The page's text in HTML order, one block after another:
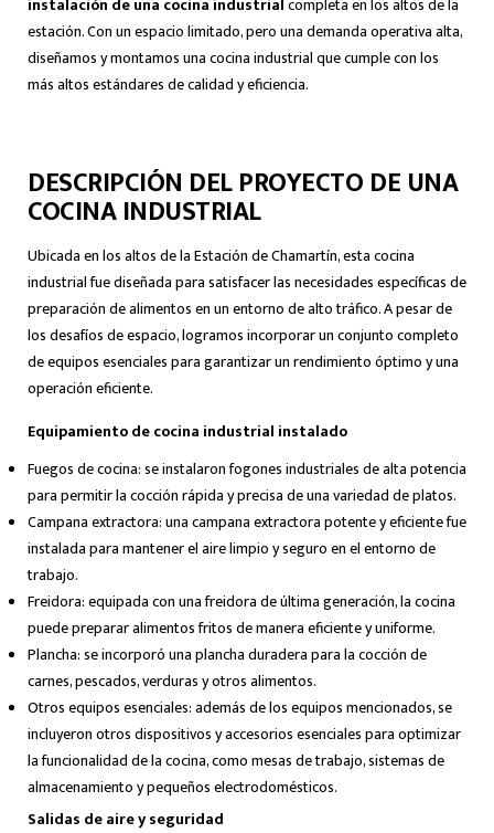
estación. Con un espacio limitado, pero una demanda operativa alta,
diseñamos y montamos una cocina industrial que cumple con los
más altos estándares de calidad y eficiencia.
DESCRIPCIÓN DEL PROYECTO DE UNA
COCINA INDUSTRIAL
Ubicada en los altos de la Estación de Chamartín, esta cocina
industrial fue diseñada para satisfacer las necesidades específicas de
preparación de alimentos en un entorno de alto tráfico. A pesar de
los desafíos de espacio, logramos incorporar un conjunto completo
de equipos esenciales para garantizar un rendimiento óptimo y una
operación eficiente.
Equipamiento de cocina industrial instalado
Fuegos de cocina: se instalaron fogones industriales de alta potencia
para permitir la cocción rápida y precisa de una variedad de platos.
Campana extractora: una campana extractora potente y eficiente fue
instalada para mantener el aire limpio y seguro en el entorno de
trabajo.
Freidora: equipada con una freidora de última generación, la cocina
puede preparar alimentos fritos de manera eficiente y uniforme.
Plancha: se incorporó una plancha duradera para la cocción de
carnes, pescados, verduras y otros alimentos.
Otros equipos esenciales: además de los equipos mencionados, se
incluyeron otros dispositivos y accesorios esenciales para optimizar
la funcionalidad de la cocina, como mesas de trabajo, sistemas de
almacenamiento y pequeños electrodomésticos.
Salidas de aire y seguridad